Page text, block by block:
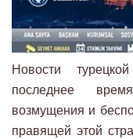
Новости
последнее
возмущения и
правящей этой